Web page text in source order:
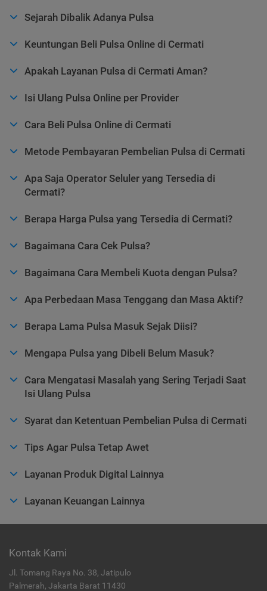
Sejarah Dibalik Adanya Pulsa
Keuntungan Beli Pulsa Online di Cermati
Apakah Layanan Pulsa di Cermati Aman?
Isi Ulang Pulsa Online per Provider
Cara Beli Pulsa Online di Cermati
Metode Pembayaran Pembelian Pulsa di Cermati
Apa Saja Operator Seluler yang Tersedia di
Cermati?
Berapa Harga Pulsa yang Tersedia di Cermati?
Bagaimana Cara Cek Pulsa?
Bagaimana Cara Membeli Kuota dengan Pulsa?
Apa Perbedaan Masa Tenggang dan Masa Aktif?
Berapa Lama Pulsa Masuk Sejak Diisi?
Mengapa Pulsa yang Dibeli Belum Masuk?
Cara Mengatasi Masalah yang Sering Terjadi Saat
Isi Ulang Pulsa
Syarat dan Ketentuan Pembelian Pulsa di Cermati
Tips Agar Pulsa Tetap Awet
Layanan Produk Digital Lainnya
Layanan Keuangan Lainnya
Kontak Kami
Jl. Tomang Raya No. 38, Jatipulo
Palmerah, Jakarta Barat 11430